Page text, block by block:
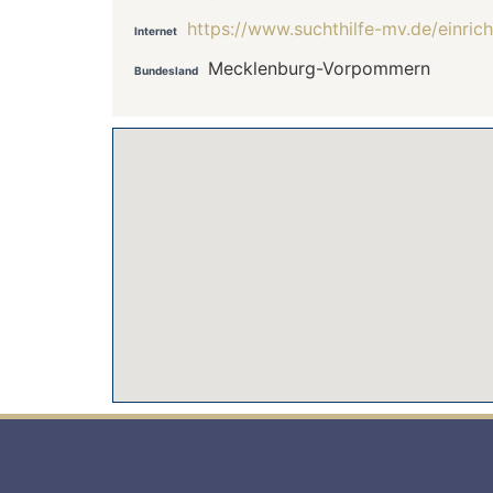
Internet https://www.suchthilfe-mv.de/
Bundesland Mecklenburg-Vorpommern